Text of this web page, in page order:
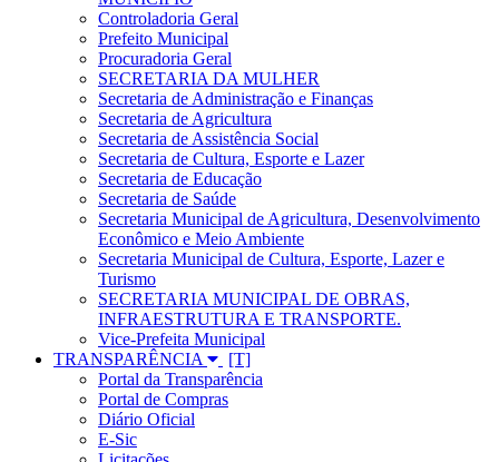
Controladoria Geral
Prefeito Municipal
Procuradoria Geral
SECRETARIA DA MULHER
Secretaria de Administração e Finanças
Secretaria de Agricultura
Secretaria de Assistência Social
Secretaria de Cultura, Esporte e Lazer
Secretaria de Educação
Secretaria de Saúde
Secretaria Municipal de Agricultura, Desenvolvimento
Econômico e Meio Ambiente
Secretaria Municipal de Cultura, Esporte, Lazer e
Turismo
SECRETARIA MUNICIPAL DE OBRAS,
INFRAESTRUTURA E TRANSPORTE.
Vice-Prefeita Municipal
TRANSPARÊNCIA
Portal da Transparência
Portal de Compras
Diário Oficial
E-Sic